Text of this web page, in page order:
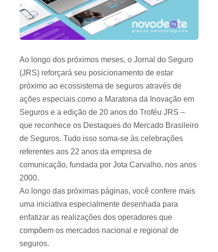
Ao longo dos próximos meses, o Jornal do Seguro
(JRS) reforçará seu posicionamento de estar
próximo ao ecossistema de seguros através de
ações especiais como a Maratona da Inovação em
Seguros e a edição de 20 anos do Troféu JRS –
que reconhece os Destaques do Mercado Brasileiro
de Seguros. Tudo isso soma-se às celebrações
referentes aos 22 anos da empresa de
comunicação, fundada por Jota Carvalho, nos anos
2000.
Ao longo das próximas páginas, você confere mais
uma iniciativa especialmente desenhada para
enfatizar as realizações dos operadores que
compõem os mercados nacional e regional de
seguros.